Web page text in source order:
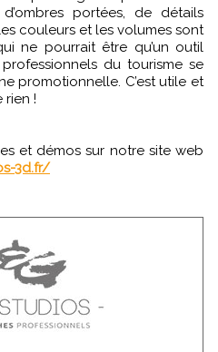
portées, de détails
couleurs et les volumes sont
ne pourrait être qu’un outil
du tourisme se
promotionnelle. C’est utile et
rien !
et démos sur notre site web
3d.fr/